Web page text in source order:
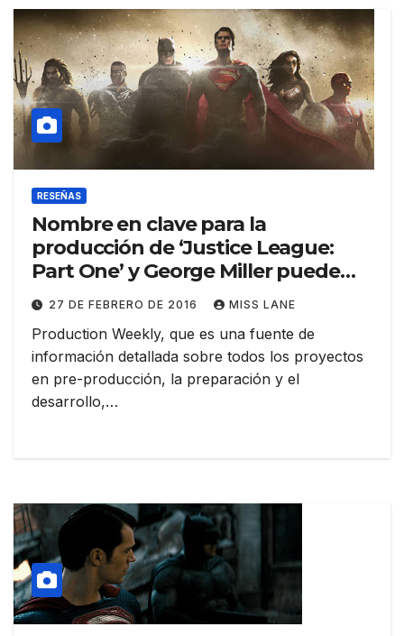
RESEÑAS
Nombre en clave para la
producción de ‘Justice League:
Part One’ y George Miller puede
ser productor de la misma
27 DE FEBRERO DE 2016 MISS LANE
Production Weekly, que es una fuente de
información detallada sobre todos los proyectos
en pre-producción, la preparación y el
desarrollo,…